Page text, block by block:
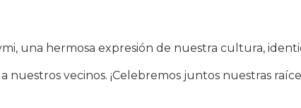
una hermosa expresión de nuestra cultura,
vecinos. ¡Celebremos juntos nuestras